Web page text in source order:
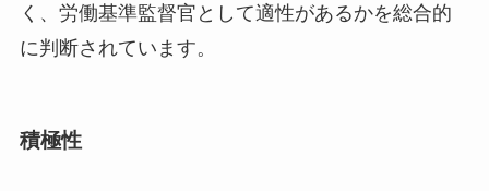
く、労働基準監督官として適性があるかを総合的
に判断されています。
積極性